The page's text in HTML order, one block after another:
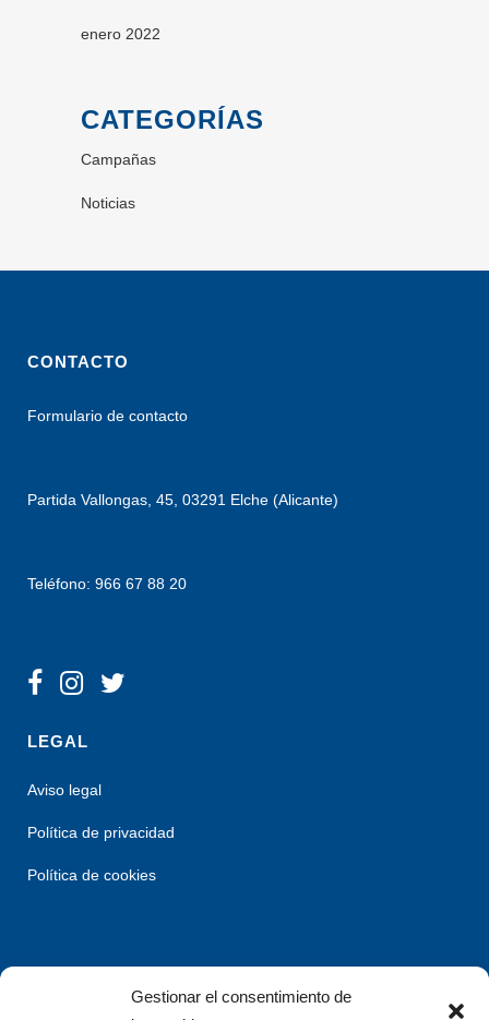
Gestionar el consentimiento de
enero 2022
CATEGORÍAS
Campañas
Noticias
CONTACTO
Formulario de contacto
Partida Vallongas, 45, 03291 Elche (Alicante)
Teléfono: 966 67 88 20
LEGAL
Aviso legal
Política de privacidad
Política de cookies